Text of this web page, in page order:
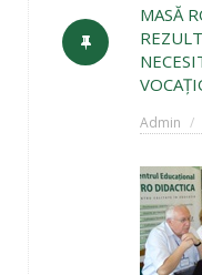
MASĂ
Admin